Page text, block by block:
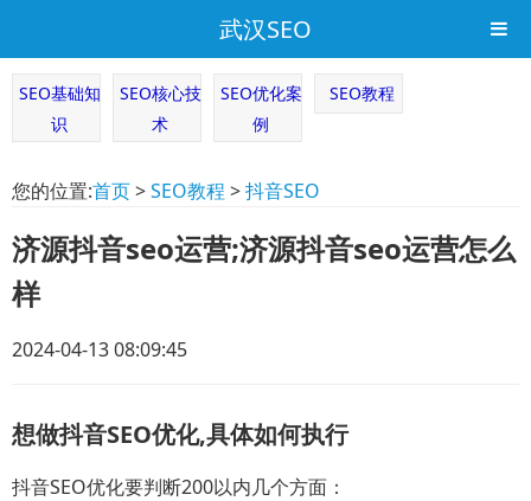
武汉SEO
SEO基础知
识
SEO核心技
术
SEO优化案
例
SEO教程
您的位置:首页>SEO教程 >抖音SEO
济源抖音seo运营;济源抖音seo运营怎么
样
2024-04-13 08:09:45
想做抖音SEO优化,具体如何执行
抖音SEO优化要判断200以内几个方面：